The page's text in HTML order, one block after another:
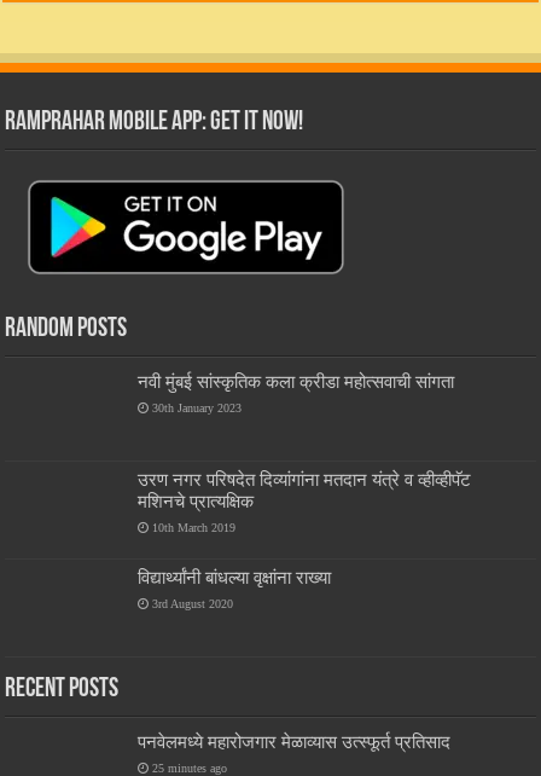
RamPrahar Mobile App: Get it Now!
Random Posts
नवी मुंबई सांस्कृतिक कला क्रीडा महोत्सवाची सांगता
30th January 2023
उरण नगर परिषदेत दिव्यांगांना मतदान यंत्रे व व्हीव्हीपॅट
मशिनचे प्रात्यक्षिक
10th March 2019
विद्यार्थ्यांनी बांधल्या वृक्षांना राख्या
3rd August 2020
Recent Posts
पनवेलमध्ये महारोजगार मेळाव्यास उत्स्फूर्त प्रतिसाद
25 minutes ago